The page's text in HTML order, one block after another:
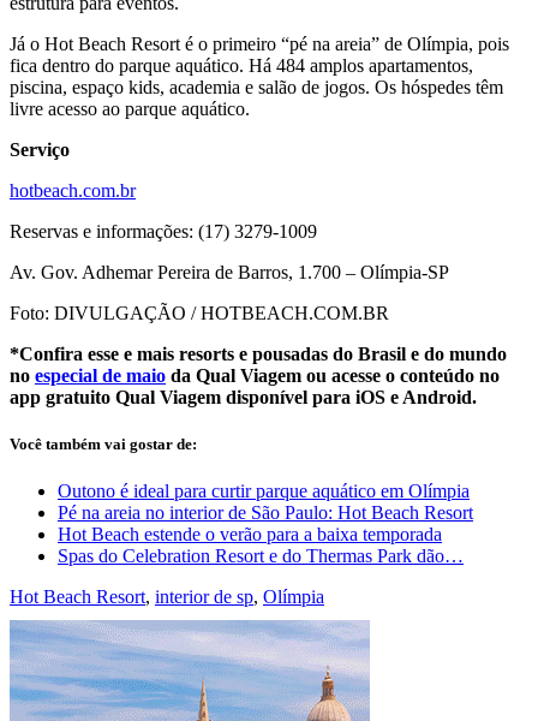
Já o Hot Beach Resort é o primeiro “pé na areia” de Olímpia, pois
fica dentro do parque aquático. Há 484 amplos apartamentos,
piscina, espaço kids, academia e salão de jogos. Os hóspedes têm
livre acesso ao parque aquático.
Serviço
hotbeach.com.br
Reservas e informações: (17) 3279-1009
Av. Gov. Adhemar Pereira de Barros, 1.700 – Olímpia-SP
Foto: DIVULGAÇÃO / HOTBEACH.COM.BR
*Confira esse e mais resorts e pousadas do Brasil e do mundo
no especial de maio da Qual Viagem ou acesse o conteúdo no
app gratuito Qual Viagem disponível para iOS e Android.
Você também vai gostar de:
Outono é ideal para curtir parque aquático em Olímpia
Pé na areia no interior de São Paulo: Hot Beach Resort
Hot Beach estende o verão para a baixa temporada
Spas do Celebration Resort e do Thermas Park dão…
Hot Beach Resort, interior de sp, Olímpia